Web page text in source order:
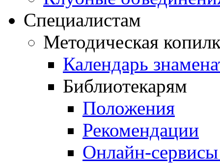
Специалистам
Методическая
Календарь
Библиотекарям
Положения
Рекомендации
Онлайн-сервисы